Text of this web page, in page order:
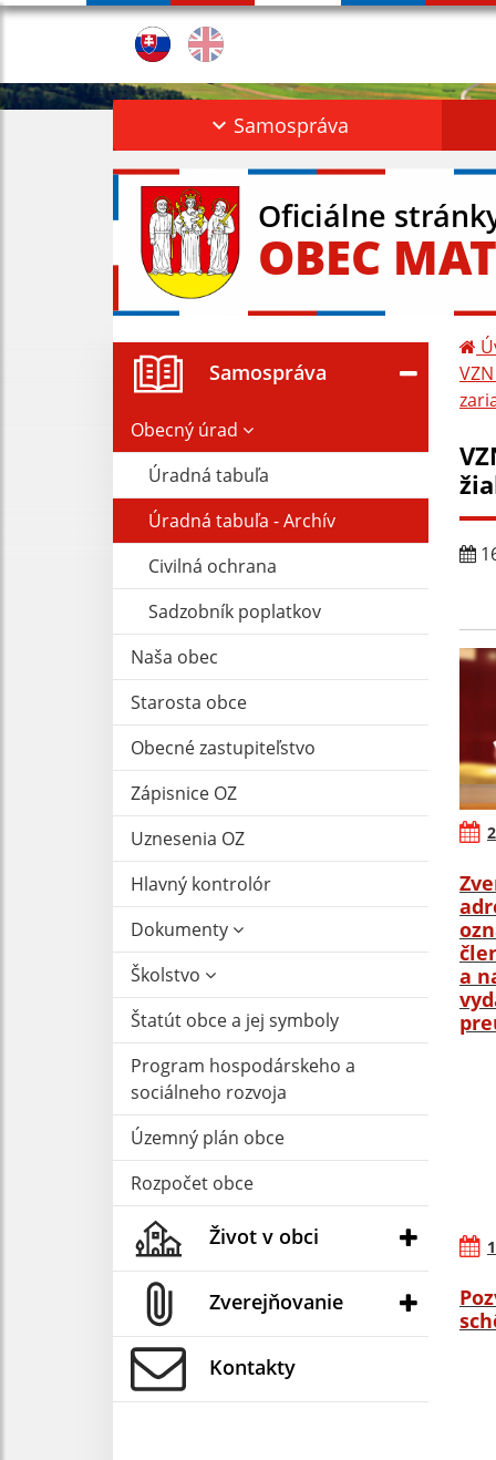
Samospráva
Oficiálne
OBEC
Samospráva
Obecný úrad
Úradná tabuľa
Úradná tabuľa - Archív
Civilná ochrana
Sadzobník poplatkov
Naša obec
Starosta obce
Obecné zastupiteľstvo
Zápisnice OZ
Uznesenia OZ
Hlavný kontrolór
Dokumenty
Školstvo
Štatút obce a jej symboly
Program hospodárskeho a
sociálneho rozvoja
Územný plán obce
Rozpočet obce
Život v obci
Zverejňovanie
Kontakty
a